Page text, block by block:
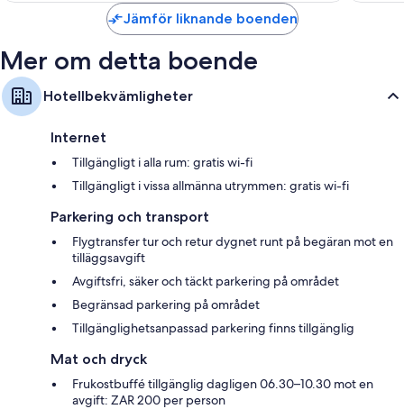
Jämför liknande boenden
Mer om detta boende
Hotellbekvämligheter
Internet
Tillgängligt i alla rum: gratis wi-fi
Tillgängligt i vissa allmänna utrymmen: gratis wi-fi
Parkering och transport
Flygtransfer tur och retur dygnet runt på begäran mot en
tilläggsavgift
Avgiftsfri, säker och täckt parkering på området
Begränsad parkering på området
Tillgänglighetsanpassad parkering finns tillgänglig
Mat och dryck
Frukostbuffé tillgänglig dagligen 06.30–10.30 mot en
avgift: ZAR 200 per person